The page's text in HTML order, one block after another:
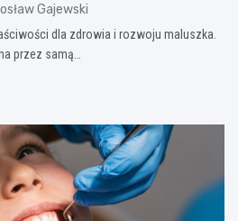
Gajewski
dla zdrowia i rozwoju maluszka.
przez samą…